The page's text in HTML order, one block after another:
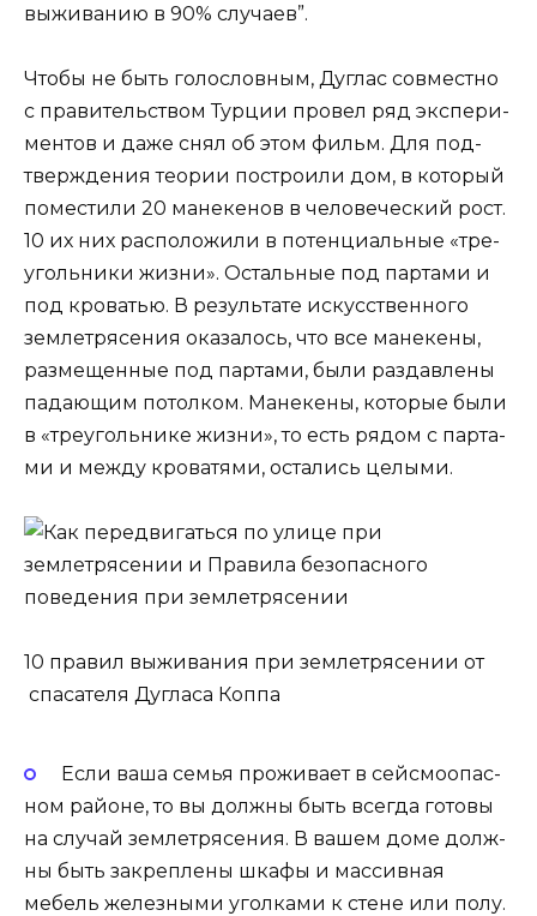
выжи­ва­нию в 90% случаев”.
Что­бы не быть голо­слов­ным, Дуглас сов­мест­но
с пра­ви­тель­ством Тур­ции про­вел ряд экс­пе­ри­
мен­тов и даже снял об этом фильм. Для под­
твер­жде­ния тео­рии постро­и­ли дом, в кото­рый
поме­сти­ли 20 мане­ке­нов в чело­ве­че­ский рост.
10 их них рас­по­ло­жи­ли в потен­ци­аль­ные «тре­
уголь­ни­ки жиз­ни». Осталь­ные под пар­та­ми и
под кро­ва­тью. В резуль­та­те искус­ствен­но­го
зем­ле­тря­се­ния ока­за­лось, что все мане­ке­ны,
раз­ме­щен­ные под пар­та­ми, были раз­дав­ле­ны
пада­ю­щим потол­ком. Мане­ке­ны, кото­рые были
в «тре­уголь­ни­ке жиз­ни», то есть рядом с пар­та­
ми и меж­ду кро­ва­тя­ми, оста­лись целыми.
10 пра­вил выжи­ва­ния при зем­ле­тря­се­нии от
спа­са­те­ля Дугла­са Коппа
Если ваша семья про­жи­ва­ет в сей­смо­опас­
ном рай­оне, то вы долж­ны быть все­гда гото­вы
на слу­чай зем­ле­тря­се­ния. В вашем доме долж­
ны быть закреп­ле­ны шка­фы и мас­сив­ная
мебель желез­ны­ми угол­ка­ми к стене или полу.